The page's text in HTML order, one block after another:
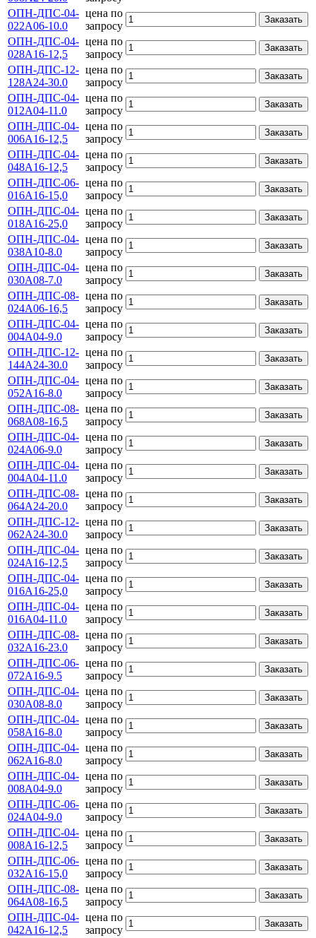
ОПН-ДПС-04-
022А06-10.0
цена по
запросу
Заказать
ОПН-ДПС-04-
028А16-12,5
цена по
запросу
Заказать
ОПН-ДПС-12-
128А24-30.0
цена по
запросу
Заказать
ОПН-ДПС-04-
012А04-11.0
цена по
запросу
Заказать
ОПН-ДПС-04-
006А16-12,5
цена по
запросу
Заказать
ОПН-ДПС-04-
048А16-12,5
цена по
запросу
Заказать
ОПН-ДПС-06-
016А16-15,0
цена по
запросу
Заказать
ОПН-ДПС-04-
018А16-25,0
цена по
запросу
Заказать
ОПН-ДПС-04-
038А10-8.0
цена по
запросу
Заказать
ОПН-ДПС-04-
030А08-7.0
цена по
запросу
Заказать
ОПН-ДПС-08-
024А06-16,5
цена по
запросу
Заказать
ОПН-ДПС-04-
004А04-9.0
цена по
запросу
Заказать
ОПН-ДПС-12-
144А24-30.0
цена по
запросу
Заказать
ОПН-ДПС-04-
052А16-8.0
цена по
запросу
Заказать
ОПН-ДПС-08-
068А08-16,5
цена по
запросу
Заказать
ОПН-ДПС-04-
024А06-9.0
цена по
запросу
Заказать
ОПН-ДПС-04-
004А04-11.0
цена по
запросу
Заказать
ОПН-ДПС-08-
064А24-20.0
цена по
запросу
Заказать
ОПН-ДПС-12-
062А24-30.0
цена по
запросу
Заказать
ОПН-ДПС-04-
024А16-12,5
цена по
запросу
Заказать
ОПН-ДПС-04-
016А16-25,0
цена по
запросу
Заказать
ОПН-ДПС-04-
016А04-11.0
цена по
запросу
Заказать
ОПН-ДПС-08-
032А16-23.0
цена по
запросу
Заказать
ОПН-ДПС-06-
072А16-9.5
цена по
запросу
Заказать
ОПН-ДПС-04-
030А08-8.0
цена по
запросу
Заказать
ОПН-ДПС-04-
058А16-8.0
цена по
запросу
Заказать
ОПН-ДПС-04-
062А16-8.0
цена по
запросу
Заказать
ОПН-ДПС-04-
008А04-9.0
цена по
запросу
Заказать
ОПН-ДПС-06-
024А04-9.0
цена по
запросу
Заказать
ОПН-ДПС-04-
008А16-12,5
цена по
запросу
Заказать
ОПН-ДПС-06-
032А16-15,0
цена по
запросу
Заказать
ОПН-ДПС-08-
064А08-16,5
цена по
запросу
Заказать
ОПН-ДПС-04-
042А16-12,5
цена по
запросу
Заказать